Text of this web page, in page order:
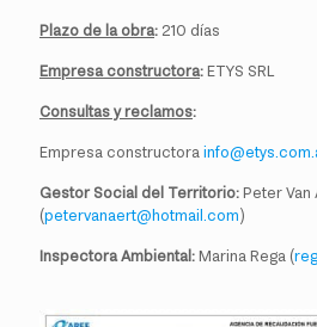
Plazo de la obra: 210 días
Empresa constructora: ETYS SRL
Consultas y reclamos:
Empresa constructora
Gestor Social del Territorio: Peter Van
(petervanaert@hotmail.com)
Inspectora Ambiental: Marina Rega (